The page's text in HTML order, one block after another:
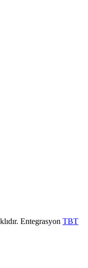
Entegrasyon TBT